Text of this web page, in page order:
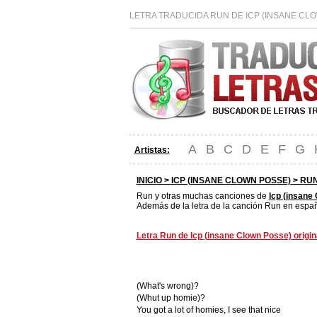
LETRA TRADUCIDA RUN DE ICP (INSANE
Artistas: A B C D E F G
INICIO > ICP (INSANE CLOWN POSSE)>
Run y otras muchas canciones de Icp (insane
Además de la letra de la canción Run en
Letra Run de Icp (insane Clown Posse)
(What's wrong)?
(Whut up homie)?
You got a lot of homies, I see that nice